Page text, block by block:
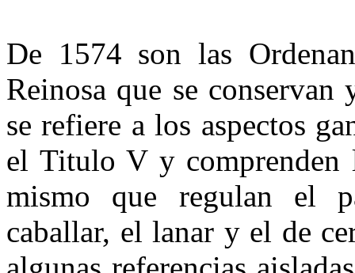
De 1574 son las
Reinosa que se
se refiere a los aspectos
el Titulo V y
mismo que regulan el
caballar, el lanar y el de